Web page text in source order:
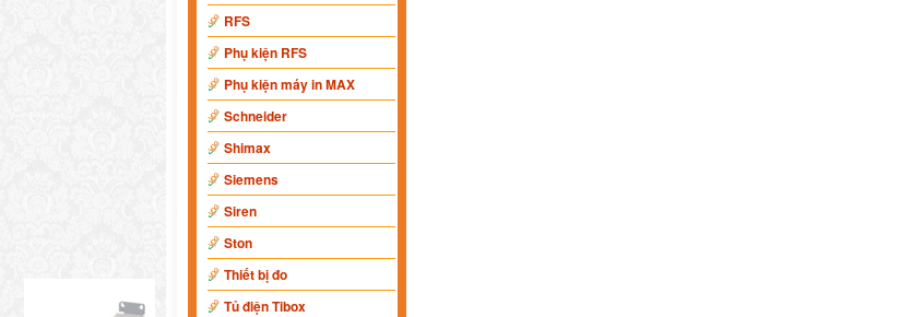
RFS
Phụ kiện RFS
Phụ kiện máy in MAX
Schneider
Shimax
Siemens
Siren
Ston
Thiết bị đo
Tủ điện Tibox